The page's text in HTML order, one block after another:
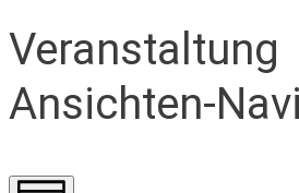
Veranstaltung
Ansichten-